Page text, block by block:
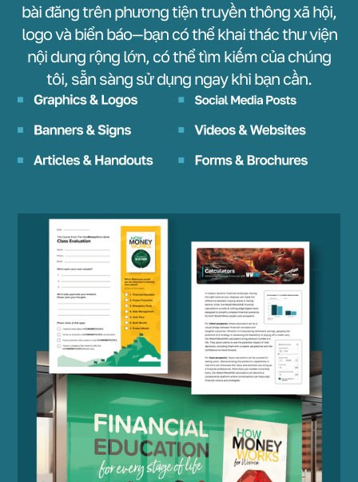
bài đăng trên phương tiện truyền thông xã hội,
logo và biển báo—bạn có thể khai thác thư viện
nội dung rộng lớn, có thể tìm kiếm của chúng
tôi, sẵn sàng sử dụng ngay khi bạn cần.